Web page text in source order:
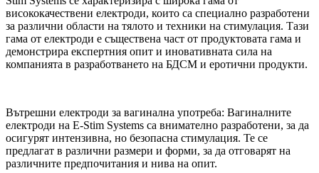
висококачествени електроди, които са специално разработени
за различни области на тялото и техники на стимулация. Тази
гама от електроди е съществена част от продуктовата гама и
демонстрира експертния опит и иновативната сила на
компанията в разработването на БДСМ и еротични продукти.
Вътрешни електроди за вагинална употреба: Вагиналните
електроди на E-Stim Systems са внимателно разработени, за да
осигурят интензивна, но безопасна стимулация. Те се
предлагат в различни размери и форми, за да отговарят на
различните предпочитания и нива на опит.